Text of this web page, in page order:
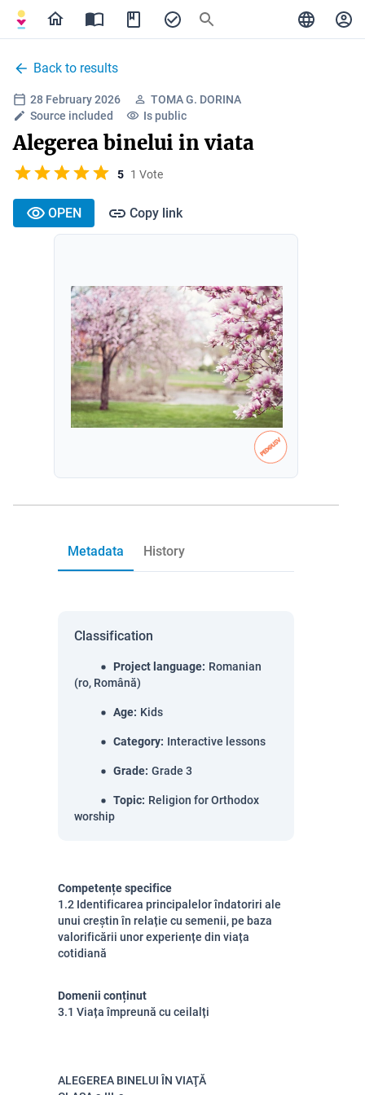
Back to results
28 February 2026
TOMA G. DORINA
Source included
Is public
Alegerea binelui in viata
5 1 Vote
OPEN Copy link
Metadata History
Classification
Project language: Romanian
(ro, Română)
Age: Kids
Category: Interactive lessons
Grade: Grade 3
Topic: Religion for Orthodox
worship
Competențe specifice
1.2 Identificarea principalelor îndatoriri ale
unui creștin în relație cu semenii, pe baza
valorificării unor experiențe din viața
cotidiană
Domenii conținut
3.1 Viața împreună cu ceilalți
ALEGEREA BINELUI ÎN VIAŢĂ